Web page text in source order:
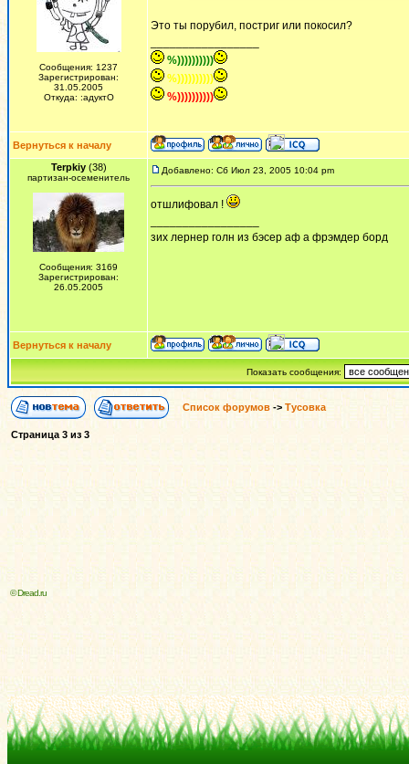
Сообщения: 1237
Зарегистрирован:
31.05.2005
Откуда: :адуктО
Это ты порубил, постриг или покосил?
%))))))))))
%))))))))))
%))))))))))
Вернуться к началу
Terpkiy(38)
партизан-осеменитель
Сообщения: 3169
Зарегистрирован:
26.05.2005
Добавлено: Сб Июл 23, 2005 10:04 pm
отшлифовал !
зих лернер голн из бэсер аф а фрэмдер борд
Вернуться к началу
Показать сообщения:
Список форумов -> Тусовка
Страница 3из 3
© Dread.ru